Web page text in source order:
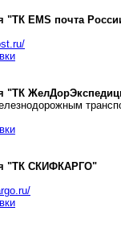
"ТК EMS почта
"ТК
"ТК СКИФКАРГО"